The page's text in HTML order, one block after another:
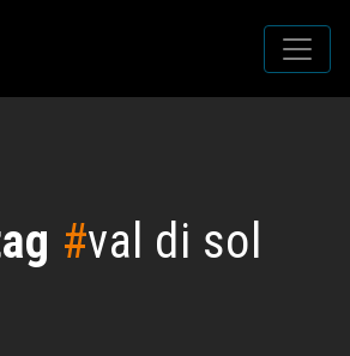
#val di sol